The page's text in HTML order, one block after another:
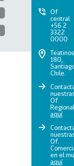
Of
central
+56 2
3322
0000
Teatinos
180,
Chile.
Of.
aquí
Of.
en el
aquí